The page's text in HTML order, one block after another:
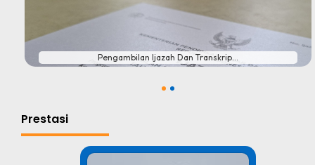
#
Pengambilan Ijazah Dan Transkrip...
Prestasi